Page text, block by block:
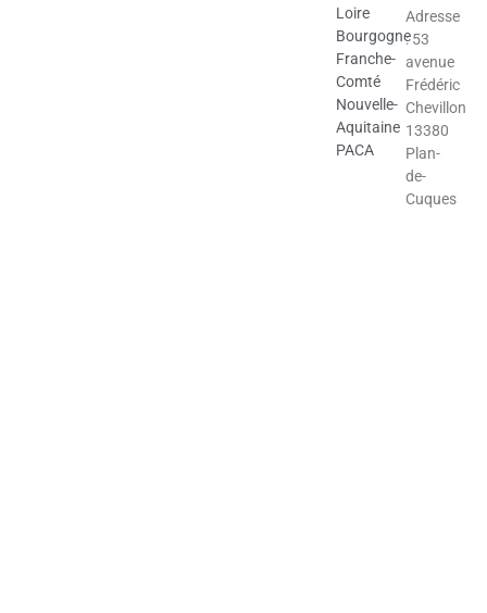
Loire
Bourgogne
Franche-
Comté
Nouvelle-
Aquitaine
PACA
Adresse
: 53
avenue
Frédéric
Chevillon
13380
Plan-
de-
Cuques